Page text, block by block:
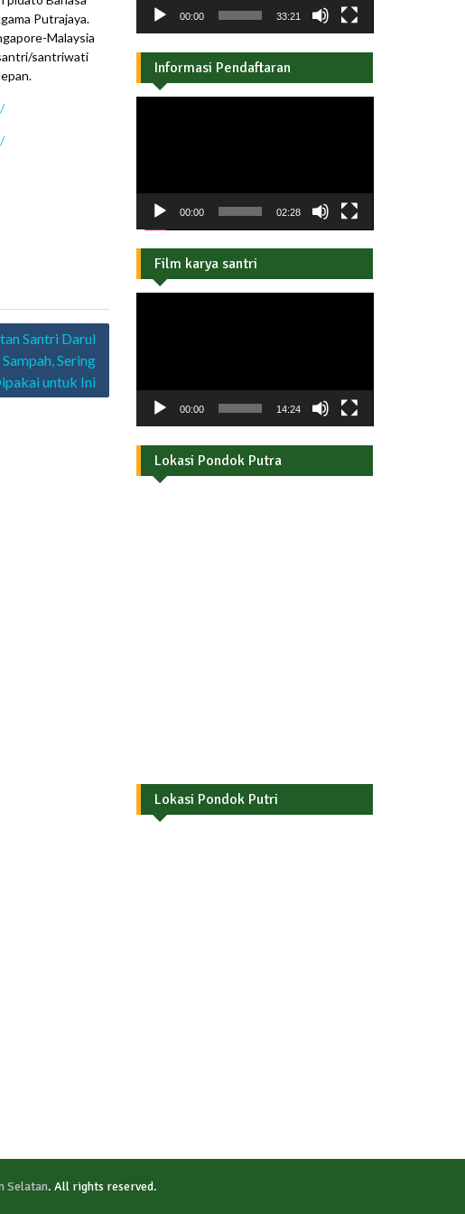
Putrajaya.
Malaysia
santriwati
Santri Darul
Sering
untuk Ini
00:00 33:21
Informasi Pendaftaran
00:00 02:28
Film karya santri
00:00 14:24
Lokasi Pondok Putra
Lokasi Pondok Putri
Selatan. All rights reserved.